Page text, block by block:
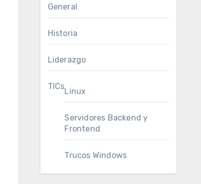
General
Historia
Liderazgo
TICs
Linux
Servidores Backend y
Frontend
Trucos Windows